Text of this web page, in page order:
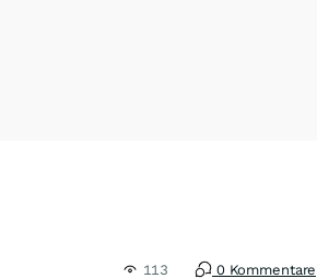
113 0 Kommentare